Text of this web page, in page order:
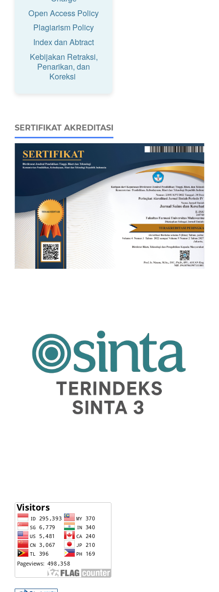
Open Access Policy
Plagiarism Policy
Index dan Abtract
Kebijakan Retraksi,
Penarikan, dan
Koreksi
SERTIFIKAT AKREDITASI